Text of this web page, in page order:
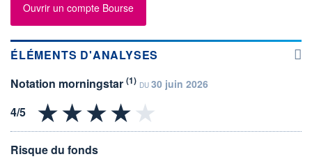
Ouvrir un compte Bourse
ÉLÉMENTS D'ANALYSES
Notation morningstar (1) DU 30 juin 2026
Risque du fonds